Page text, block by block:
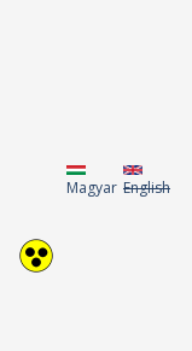
Magyar English